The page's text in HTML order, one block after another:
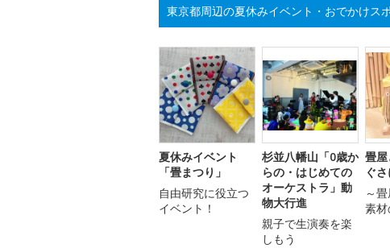
東京都周辺の夏休みイベント・おでかけス
夏休みイベント
「畳まつり」
自由研究に役立つ
イベント！
杉並八幡山「0歳か
らの・はじめての
オーケストラ」動
物大行進
親子で生演奏を楽
しもう
畳
ぐ
～
素材